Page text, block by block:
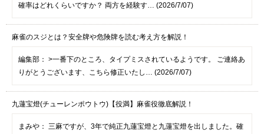
確率はどれくらいですか？ 両方を経験す… (2026/7/07)
麻雀のスジとは？安全牌や危険牌を読む考え方を解説！
編集部： >一番下のところ、タイプミスされているようです。 ご連絡あ
りがとうございます、こちら修正いたし… (2026/7/07)
九蓮宝燈(チューレンポウトウ)【役満】麻雀役徹底解説！
まみや： 三麻ですが、3年で純正九蓮宝燈と九蓮宝燈を出しました。確